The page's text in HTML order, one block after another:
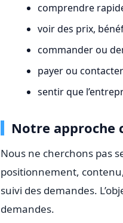
comprendre
voir des prix,
commander ou
payer ou
sentir que
Notre approche
Nous ne cherchons pas
positionnement,
suivi des demandes.
demandes.